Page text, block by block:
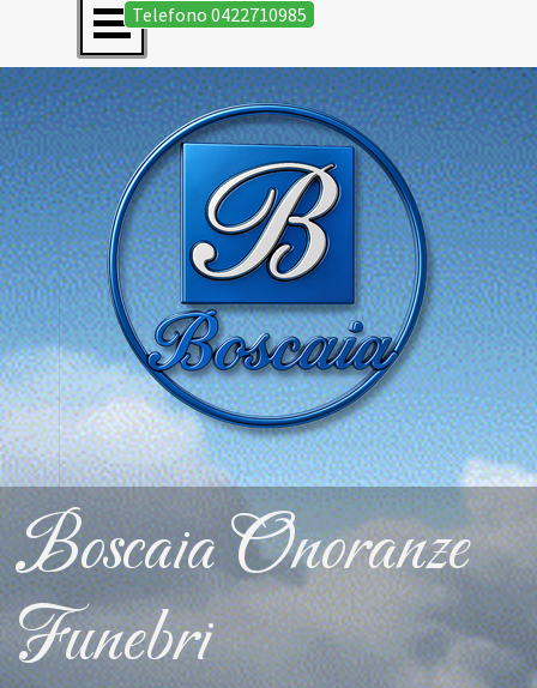
Vai ai contenuti Telefono 0422710985
Boscaia Onoranze
Funebri